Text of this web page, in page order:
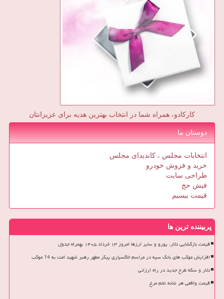
کارکادو، همراه شما در انتخاب بهترین هدیه برای عزیزانتان
دوستان ما
انتخابات مجلس ، کاندیدای مجلس
خرید و فروش خودرو
طراحی سایت
فیش حج
قیمت بیسیم
پربیننده ترین ها
قیمت بازگشایی دلار، یورو و سایر ارزها امروز ۱۳ خرداد ۱۴۰۵ بهمراه جدول
افزایش موکب های بانک سپه در مراسم خاکسپاری پیکر مطهر رهبر شهید امت به 14 موکب
دلار و سکه طرح جدید در راه ارزانی
قیمت واقعی هر شانه تخم مرغ